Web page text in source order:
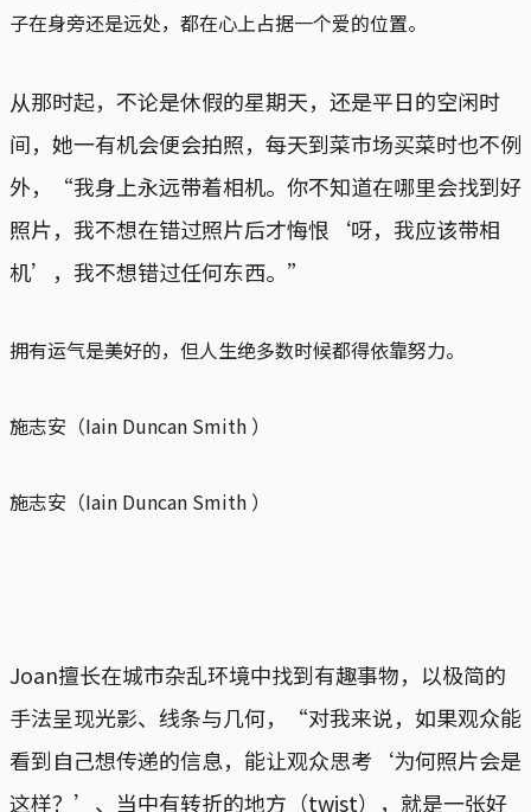
子在身旁还是远处，都在心上占据一个爱的位置。
从那时起，不论是休假的星期天，还是平日的空闲时
间，她一有机会便会拍照，每天到菜市场买菜时也不例
外，“我身上永远带着相机。你不知道在哪里会找到好
照片，我不想在错过照片后才悔恨‘呀，我应该带相
机’，我不想错过任何东西。”
拥有运气是美好的，但人生绝多数时候都得依靠努力。
施志安（Iain Duncan Smith ）
施志安（Iain Duncan Smith ）
Joan擅长在城市杂乱环境中找到有趣事物，以极简的
手法呈现光影、线条与几何，“对我来说，如果观众能
看到自己想传递的信息，能让观众思考‘为何照片会是
这样？’、当中有转折的地方（twist），就是一张好